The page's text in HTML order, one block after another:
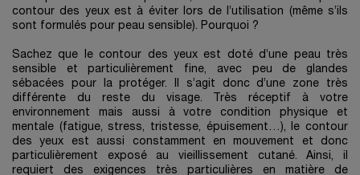
contour des yeux est à éviter lors de l’utilisation (même s’ils
sont formulés pour peau sensible). Pourquoi ?
Sachez que le contour des yeux est doté d’une peau très
sensible et particulièrement fine, avec peu de glandes
sébacées pour la protéger. Il s’agit donc d’une zone très
différente du reste du visage. Très réceptif à votre
environnement mais aussi à votre condition physique et
mentale (fatigue, stress, tristesse, épuisement…), le contour
des yeux est aussi constamment en mouvement et donc
particulièrement exposé au vieillissement cutané. Ainsi, il
requiert des exigences très particulières en matière de